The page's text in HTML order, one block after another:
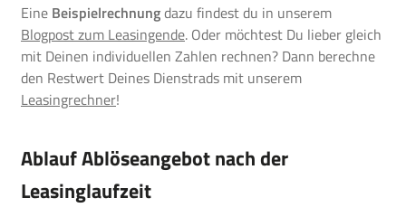
Eine Beispielrechnungdazu findest du in unserem
Blogpost zum Leasingende. Oder möchtest Du lieber gleich
mit Deinen individuellen Zahlen rechnen? Dann berechne
den Restwert Deines Dienstrads mit unserem
Leasingrechner!
Ablauf Ablöseangebot nach der
Leasinglaufzeit